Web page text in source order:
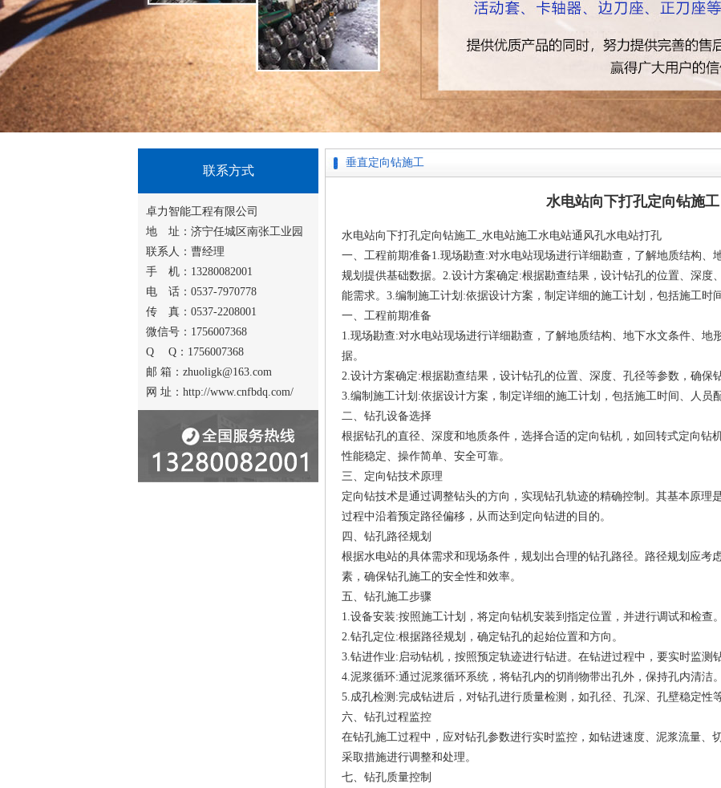
联系方式
卓力智能工程有限公司
地 址：济宁任城区南张工业园
联系人：曹经理
手 机：13280082001
电 话：0537-7970778
传 真：0537-2208001
微信号：1756007368
Q Q：1756007368
邮 箱：zhuoligk@163.com
网 址：http://www.cnfbdq.com/
垂直定向钻施工
水电站向下打孔定向钻施工
水电站向下打孔定向钻施工_ 水电站施工水电站通风孔水电站打孔
一、工程前期准备1.现场勘查:对水电站现场进行详细勘查，了解地质结构、
规划提供基础数据。2.设计方案确定:根据勘查结果，设计钻孔的位置、深度
能需求。3.编制施工计划:依据设计方案，制定详细的施工计划，包括施工时
一、工程前期准备
1.现场勘查:对水电站现场进行详细勘查，了解地质结构、地下水文条件、地
据。
2.设计方案确定:根据勘查结果，设计钻孔的位置、深度、孔径等参数，确保
3.编制施工计划:依据设计方案，制定详细的施工计划，包括施工时间、人员
二、钻孔设备选择
根据钻孔的直径、深度和地质条件，选择合适的定向钻机，如回转式定向钻
性能稳定、操作简单、安全可靠。
三、定向钻技术原理
定向钻技术是通过调整钻头的方向，实现钻孔轨迹的精确控制。其基本原理
过程中沿着预定路径偏移，从而达到定向钻进的目的。
四、钻孔路径规划
根据水电站的具体需求和现场条件，规划出合理的钻孔路径。路径规划应考
素，确保钻孔施工的安全性和效率。
五、钻孔施工步骤
1.设备安装:按照施工计划，将定向钻机安装到指定位置，并进行调试和检查。
2.钻孔定位:根据路径规划，确定钻孔的起始位置和方向。
3.钻进作业:启动钻机，按照预定轨迹进行钻进。在钻进过程中，要实时监测
4.泥浆循环:通过泥浆循环系统，将钻孔内的切削物带出孔外，保持孔内清洁。
5.成孔检测:完成钻进后，对钻孔进行质量检测，如孔径、孔深、孔壁稳定性等
六、钻孔过程监控
在钻孔施工过程中，应对钻孔参数进行实时监控，如钻进速度、泥浆流量、
采取措施进行调整和处理。
七、钻孔质量控制